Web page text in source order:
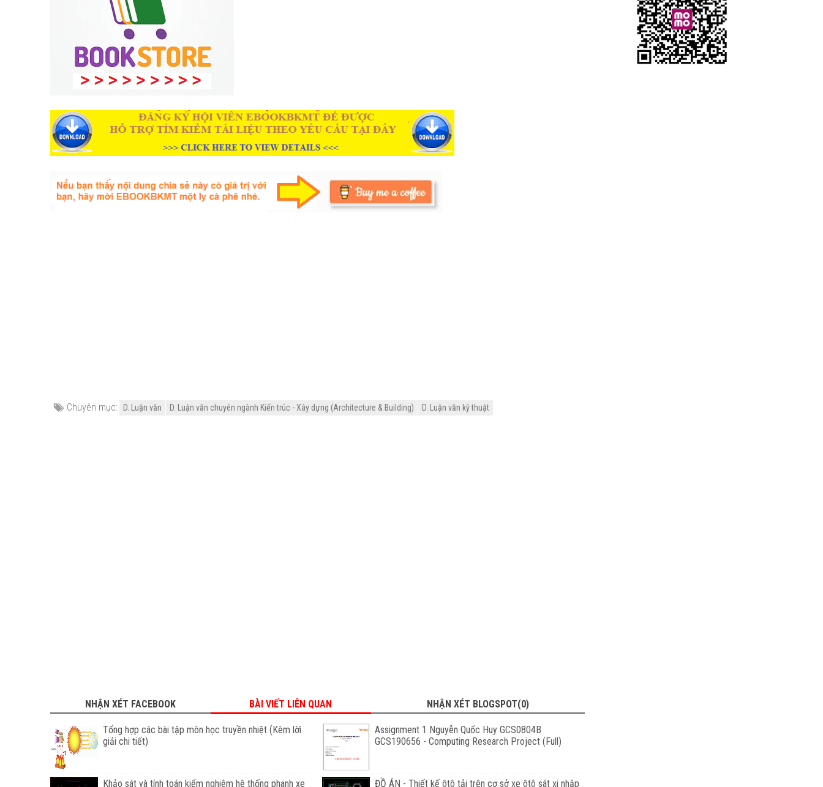
Chuyên mục: D. Luận văn D. Luận văn chuyên ngành Kiến trúc - Xây dựng (Architecture & Building) D. Luận văn kỹ thuật
NHẬN XÉT FACEBOOK BÀI VIẾT LIÊN QUAN NHẬN XÉT BLOGSPOT(0)
Tổng hợp các bài tập môn học truyền nhiệt (Kèm lờì
giải chi tiết)
Assignment 1 Nguyễn Quốc Huy GCS0804B
GCS190656 - Computing Research Project (Full)
Khảo sát và tính toán kiểm nghiệm hệ thống phanh xe ĐỒ ÁN - Thiết kế ôtô tải trên cơ sở xe ôtô sát xi nhập